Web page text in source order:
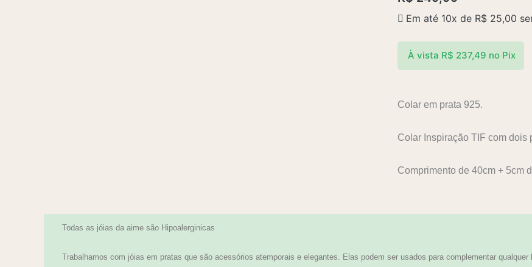
Em até 10x de R$25,00
À vista R$ 237,49 no Pix
Colar em prata 925.
Colar Inspiração TIF com dois
Comprimento de 40cm + 5cm
Todas as jóias da aime são Hipoalerginicas
Trabalhamos com jóias em pratas que são acessórios atemporais e elegantes. Elas podem ser usados para complementar